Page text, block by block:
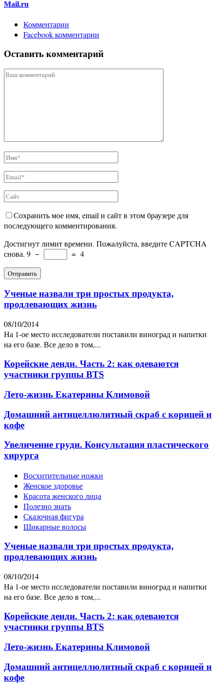
Mail.ru
Комментарии
Facebook комментарии
Оставить комментарий
Сохранить мое имя, email и сайт в этом браузере для
последующего комментирования.
Достигнут лимит времени. Пожалуйста, введите CAPTCHA
снова. 9 − = 4
Ученые назвали три простых продукта,
продлевающих жизнь
08/10/2014
На 1-ое место исследователи поставили виноград и напитки
на его базе. Все дело в том,...
Корейские денди. Часть 2: как одеваются
участники группы BTS
Лето-жизнь Екатерины Климовой
Домашний антицеллюлитный скраб с корицей и
кофе
Увеличение груди. Консультация пластического
хирурга
Восхитительные ножки
Женское здоровье
Красота женского лица
Полезно знать
Сказочная фигура
Шикарные волосы
Ученые назвали три простых продукта,
продлевающих жизнь
08/10/2014
На 1-ое место исследователи поставили виноград и напитки
на его базе. Все дело в том,...
Корейские денди. Часть 2: как одеваются
участники группы BTS
Лето-жизнь Екатерины Климовой
Домашний антицеллюлитный скраб с корицей и
кофе